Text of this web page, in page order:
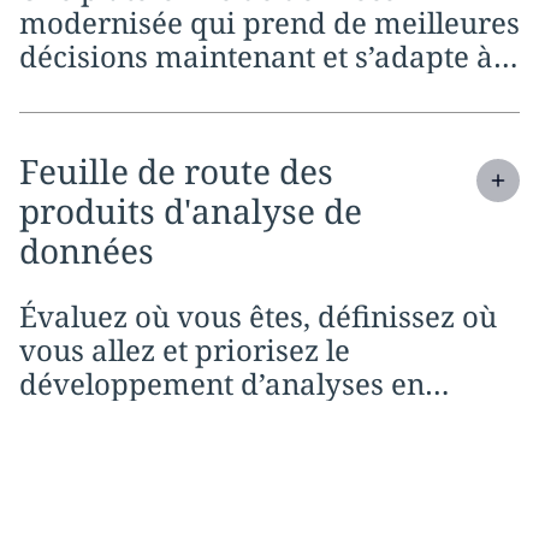
modernisée qui prend de meilleures
décisions maintenant et s’adapte à
commerciaux et technologiques.
Expandservice section:
Feuille de route des
produits d'analyse de
données
Évaluez où vous êtes, définissez où
vous allez et priorisez le
développement d’analyses en